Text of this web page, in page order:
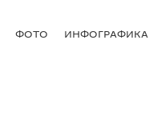
ФОТО ИНФОГРАФИКА